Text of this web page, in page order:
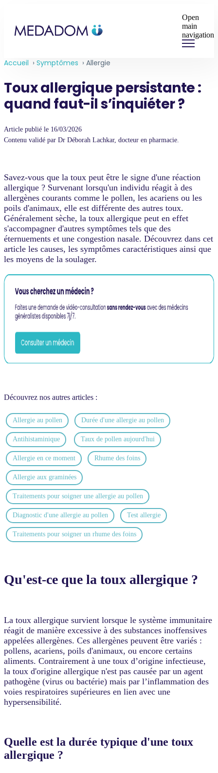
Open
main
navigation
Accueil › Symptômes › Allergie
Toux allergique persistante :
quand faut-il s’inquiéter ?
Article publié le 16/03/2026
Contenu validé par Dr Déborah Lachkar, docteur en pharmacie.
Savez-vous que la toux peut être le signe d'une réaction
allergique ? Survenant lorsqu'un individu réagit à des
allergènes courants comme le pollen, les acariens ou les
poils d'animaux, elle est différente des autres toux.
Généralement sèche, la toux allergique peut en effet
s'accompagner d'autres symptômes tels que des
éternuements et une congestion nasale. Découvrez dans cet
article les causes, les symptômes caractéristiques ainsi que
les moyens de la soulager.
Découvrez nos autres articles :
Allergie au pollen Durée d'une allergie au pollen
Antihistaminique Taux de pollen aujourd'hui
Allergie en ce moment Rhume des foins
Allergie aux graminées
Traitements pour soigner une allergie au pollen
Diagnostic d'une allergie au pollen Test allergie
Traitements pour soigner un rhume des foins
Qu'est-ce que la toux allergique ?
La toux allergique survient lorsque le système immunitaire
réagit de manière excessive à des substances inoffensives
appelées allergènes. Ces allergènes peuvent être variés :
pollens, acariens, poils d'animaux, ou encore certains
aliments. Contrairement à une toux d’origine infectieuse,
la toux d'origine allergique n'est pas causée par un agent
pathogène (virus ou bactérie) mais par l’inflammation des
voies respiratoires supérieures en lien avec une
hypersensibilité.
Quelle est la durée typique d'une toux
allergique ?